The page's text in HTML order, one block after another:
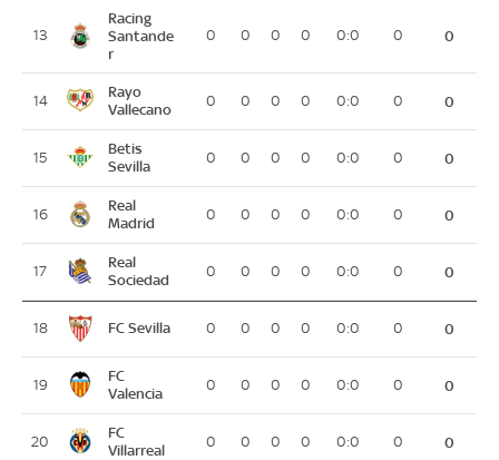
13
Racing
Santande
r
0 0 0 0 0:0 0 0
14
Rayo
Vallecano
0 0 0 0 0:0 0 0
15
Betis
Sevilla
0 0 0 0 0:0 0 0
16
Real
Madrid
0 0 0 0 0:0 0 0
17
Real
Sociedad
0 0 0 0 0:0 0 0
18 FC Sevilla 0 0 0 0 0:0 0 0
19
FC
Valencia
0 0 0 0 0:0 0 0
20
FC
Villarreal
0 0 0 0 0:0 0 0